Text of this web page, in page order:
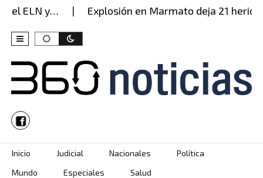
ELN y… Explosión en Marmato deja 21
Skip to content
Inicio Judicial Nacionales
Política
Mundo
Especiales Salud